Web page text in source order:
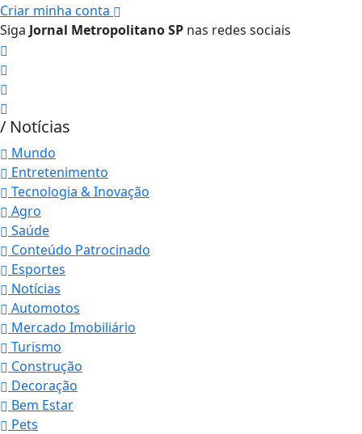
Criar minha conta
Siga Jornal Metropolitano SP nas redes sociais
/ Notícias
Mundo
Entretenimento
Tecnologia & Inovação
Agro
Saúde
Conteúdo Patrocinado
Esportes
Notícias
Automotos
Mercado Imobiliário
Turismo
Construção
Decoração
Bem Estar
Pets